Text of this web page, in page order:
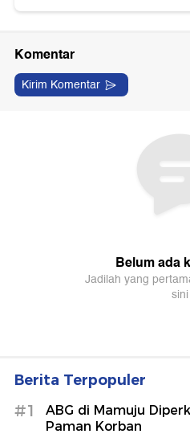
Berita Terpopuler
#1
ABG di Mamuju
Paman Korban